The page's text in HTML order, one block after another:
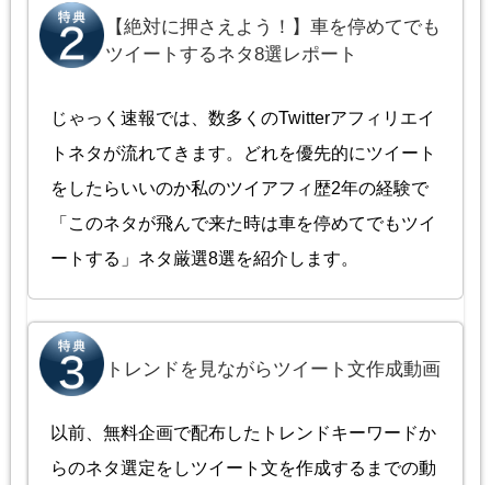
【絶対に押さえよう！】車を停めてでも
ツイートするネタ8選レポート
じゃっく速報では、数多くのTwitterアフィリエイ
トネタが流れてきます。どれを優先的にツイート
をしたらいいのか私のツイアフィ歴2年の経験で
「このネタが飛んで来た時は車を停めてでもツイ
ートする」ネタ厳選8選を紹介します。
トレンドを見ながらツイート文作成動画
以前、無料企画で配布したトレンドキーワードか
らのネタ選定をしツイート文を作成するまでの動